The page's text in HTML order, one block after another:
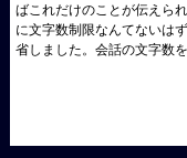
ばこれだけのことが伝えら
に文字数制限なんてないは
省しました。会話の文字数